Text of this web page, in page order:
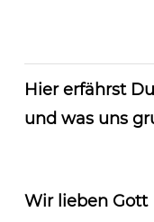
Hier erfährst
und was uns
Wir lieben Gott